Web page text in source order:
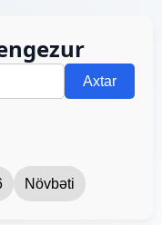
Axtar
Növbəti